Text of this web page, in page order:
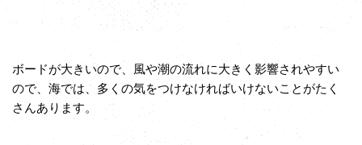
ボードが大きいので、風や潮の流れに大きく影響されやすい
ので、海では、多くの気をつけなければいけないことがたく
さんあります。